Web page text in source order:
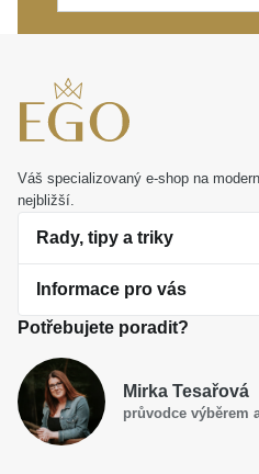
jednoduše udělejte radost
neztratí svůj půvab.
Váš specializovaný e-shop na
nejbližší.
Rady, tipy a triky
O perlách
Jak vybrat perlový šperk
Dárková inspirace
Smaltované a korálkové šperky
Informace pro vás
Obchodní podmínky
Reklamační řád
Potřebujete poradit?
Mirka Tesařová
průvodce výběrem